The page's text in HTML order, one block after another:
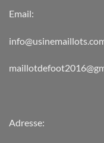
Email:
Adresse: